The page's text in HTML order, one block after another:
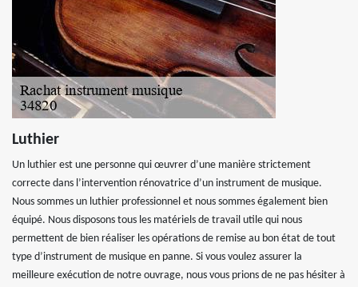
Luthier
Un luthier est une personne qui œuvrer d’une manière strictement
correcte dans l’intervention rénovatrice d’un instrument de musique.
Nous sommes un luthier professionnel et nous sommes également bien
équipé. Nous disposons tous les matériels de travail utile qui nous
permettent de bien réaliser les opérations de remise au bon état de tout
type d’instrument de musique en panne. Si vous voulez assurer la
meilleure exécution de notre ouvrage, nous vous prions de ne pas hésiter à